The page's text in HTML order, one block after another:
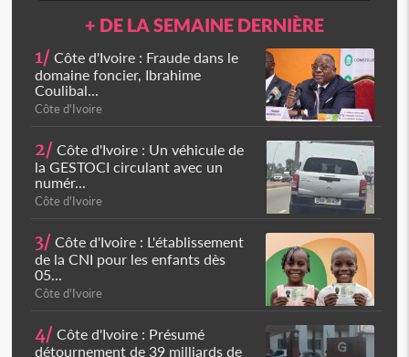
+ DE LA SEMAINE DERNIÈRE
1/ Côte d'Ivoire : Fraude dans le
domaine foncier, Ibrahime
Coulibal...
Côte d'Ivoire
2/ Côte d'Ivoire : Un véhicule de
la GESTOCI circulant avec un
numér...
Côte d'Ivoire
3/ Côte d'Ivoire : L'établissement
de la CNI pour les enfants dès
05...
Côte d'Ivoire
4/ Côte d'Ivoire : Présumé
détournement de 39 milliards de